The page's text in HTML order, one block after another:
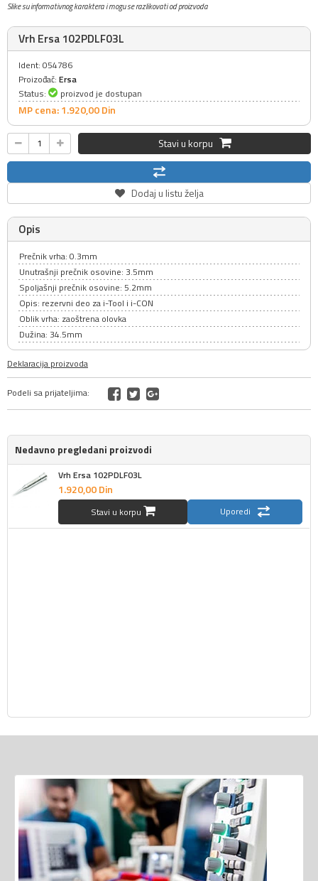
Slike su informativnog karaktera i mogu se razlikovati od proizvoda
Vrh Ersa 102PDLF03L
Ident: 054786
Proizođač: Ersa
Status:
proizvod je dostupan
MP cena: 1.920,00Din
Stavi u korpu
Dodaj u listu želja
Opis
Prečnik vrha: 0.3mm
Unutrašnji prečnik osovine: 3.5mm
Spoljašnji prečnik osovine: 5.2mm
Opis: rezervni deo za i-Tool i i-CON
Oblik vrha: zaoštrena olovka
Dužina: 34.5mm
Deklaracija proizvoda
Podeli sa prijateljima:
Nedavno pregledani proizvodi
Vrh Ersa 102PDLF03L
1.920,00Din
Stavi u korpu Uporedi